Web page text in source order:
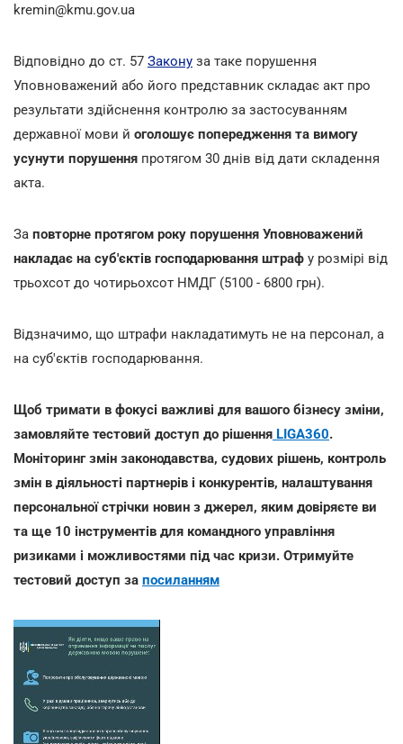
kremin@kmu.gov.ua
Відповідно до ст. 57 Закону за таке порушення
Уповноважений або його представник складає акт про
результати здійснення контролю за застосуванням
державної мови й оголошує попередження та вимогу
усунути порушення протягом 30 днів від дати складення
акта.
За повторне протягом року порушення Уповноважений
накладає на суб'єктів господарювання штраф у розмірі від
трьохсот до чотирьохсот НМДГ (5100 - 6800 грн).
Відзначимо, що штрафи накладатимуть не на персонал, а
на суб'єктів господарювання.
Щоб тримати в фокусі важливі для вашого бізнесу зміни,
замовляйте тестовий доступ до рішення LIGA360.
Моніторинг змін законодавства, судових рішень, контроль
змін в діяльності партнерів і конкурентів, налаштування
персональної стрічки новин з джерел, яким довіряєте ви
та ще 10 інструментів для командного управління
ризиками і можливостями під час кризи. Отримуйте
тестовий доступ за посиланням